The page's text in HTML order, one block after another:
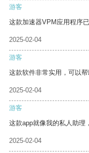
游客
这款加速器VPM应用程序
2025-02-04
游客
这款软件非常实用，可以帮
2025-02-04
游客
这款app就像我的私人助理
2025-02-04